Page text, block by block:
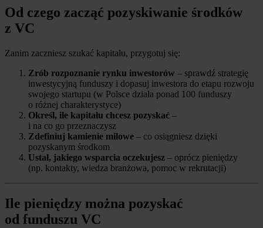
Od czego zacząć pozyskiwanie środków
z VC
Zanim zaczniesz szukać kapitału, przygotuj się:
Zrób rozpoznanie rynku inwestorów – sprawdź strategię
inwestycyjną funduszy i dopasuj inwestora do etapu rozwoju
swojego startupu (w Polsce działa ponad 100 funduszy
o różnej charakterystyce)
Określ, ile kapitału chcesz pozyskać –
i na co go przeznaczysz
Zdefiniuj kamienie milowe – co osiągniesz dzięki
pozyskanym środkom
Ustal, jakiego wsparcia oczekujesz – oprócz pieniędzy
(np. kontakty, wiedza branżowa, pomoc w rekrutacji)
Ile pieniędzy można pozyskać
od funduszu VC